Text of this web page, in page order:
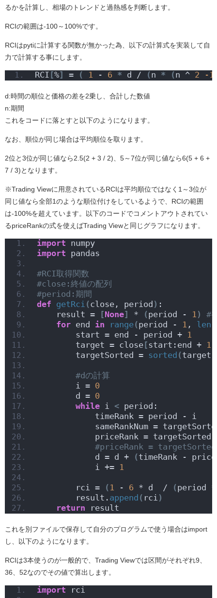
るかを計算し、相場のトレンドと過熱感を判断します。
RCIの範囲は-100～100%です。
RCIはpytiに計算する関数が無かった為、以下の計算式を実装して自
力で計算する事にします。
RCI [%] = ( 1 - 6 * d / (n * (n ^ 2 -1
d:時間の順位と価格の差を2乗し、合計した数値
n:期間
これをコードに落とすと以下のようになります。
なお、順位が同じ場合は平均順位を取ります。
2位と3位が同じ値なら2.5(2 + 3 / 2)、5～7位が同じ値なら6(5 + 6 +
7 / 3)となります。
※Trading Viewに用意されているRCIは平均順位ではなく1～3位が
同じ値なら全部1のような順位付けをしているようで、RCIの範囲
は-100%を超えています。以下のコードでコメントアウトされてい
るpriceRankの式を使えばTrading Viewと同じグラフになります。
import numpy
import pandas
#RCI取得関数
#close:終値の配列
#period:期間
def getRci (close, period ) :
    result =
[None] * (period - 1 )
#
for end in range(period - 1 , len
        start = end - period +
1
        target = close
[start:end + 1
        targetSorted =
sorted (
#dの計算
        i =
0
        d =
0
while i < period:
            timeRank = period - i
sameRankNum =
            priceRank = targetSorted.
#priceRank =
            d = d +
(timeRank -
            i +=
1
        rci =
( 1 - 6 * d  / (period
        result.
append ( rci )
return result
これを別ファイルで保存して自分のプログラムで使う場合はimport
し、以下のようになります。
RCIは3本使うのが一般的で、Trading Viewでは区間がそれぞれ9、
36、52なのでその値で算出します。
import rci